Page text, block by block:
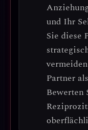
und Ihr
Sie diese
Partner
Bewerten